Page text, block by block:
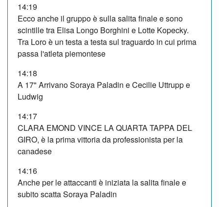
14:19
Ecco anche il gruppo è sulla salita finale e sono
scintille tra Elisa Longo Borghini e Lotte Kopecky.
Tra Loro è un testa a testa sul traguardo in cui prima
passa l'atleta piemontese
14:18
A 17" Arrivano Soraya Paladin e Cecilie Uttrupp e
Ludwig
14:17
CLARA EMOND VINCE LA QUARTA TAPPA DEL
GIRO, è la prima vittoria da professionista per la
canadese
14:16
Anche per le attaccanti è iniziata la salita finale e
subito scatta Soraya Paladin